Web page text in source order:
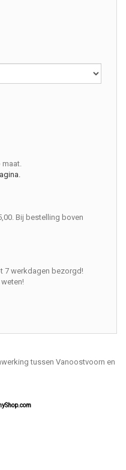
maat.
Bij bestelling boven
7 werkdagen bezorgd!
tussen Vanoostvoorn en